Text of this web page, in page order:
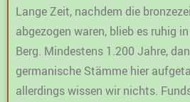
Lange Zeit, nachdem die
abgezogen waren, blieb es ruhig
Berg. Mindestens 1.200 Jahre,
germanische Stämme hier
allerdings wissen wir nichts.